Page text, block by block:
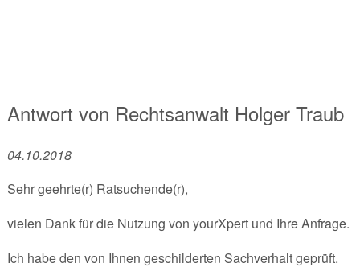
Antwort von Rechtsanwalt Holger Traub
04.10.2018
Sehr geehrte(r) Ratsuchende(r),
vielen Dank für die Nutzung von yourXpert und Ihre Anfrage.
Ich habe den von Ihnen geschilderten Sachverhalt geprüft.